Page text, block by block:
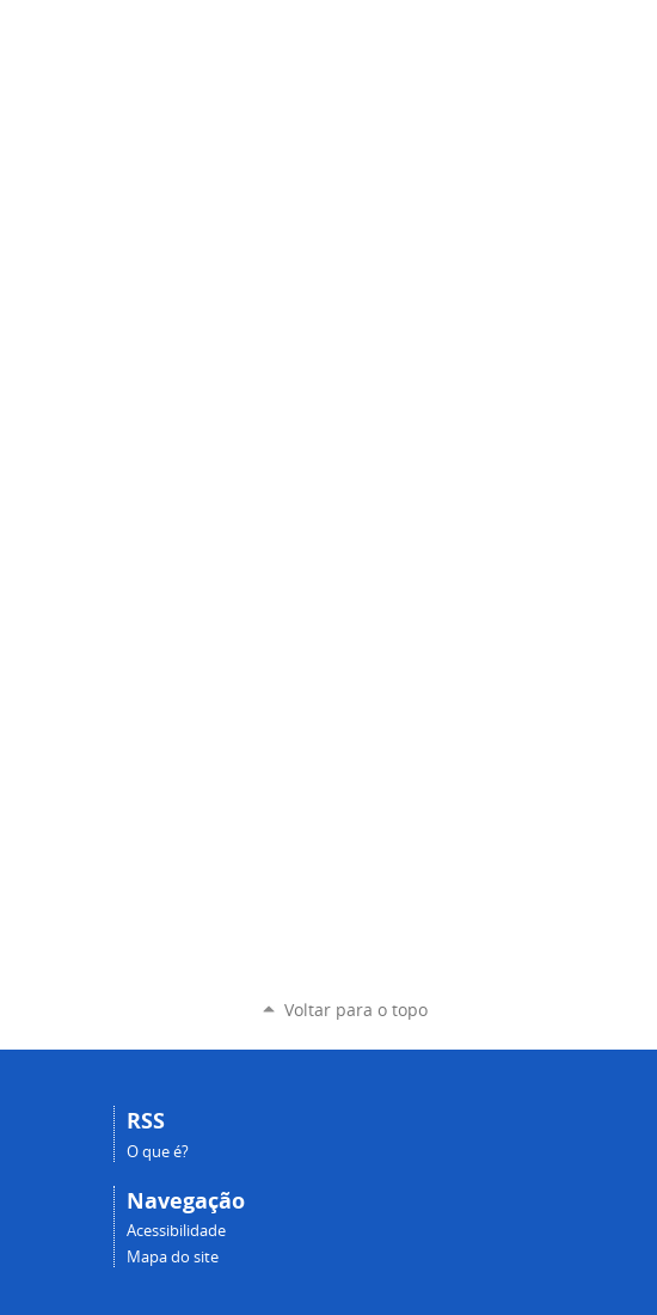
Voltar para o topo
RSS
O que é?
Navegação
Acessibilidade
Mapa do site